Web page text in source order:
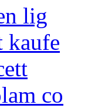
lig
kaufe
co